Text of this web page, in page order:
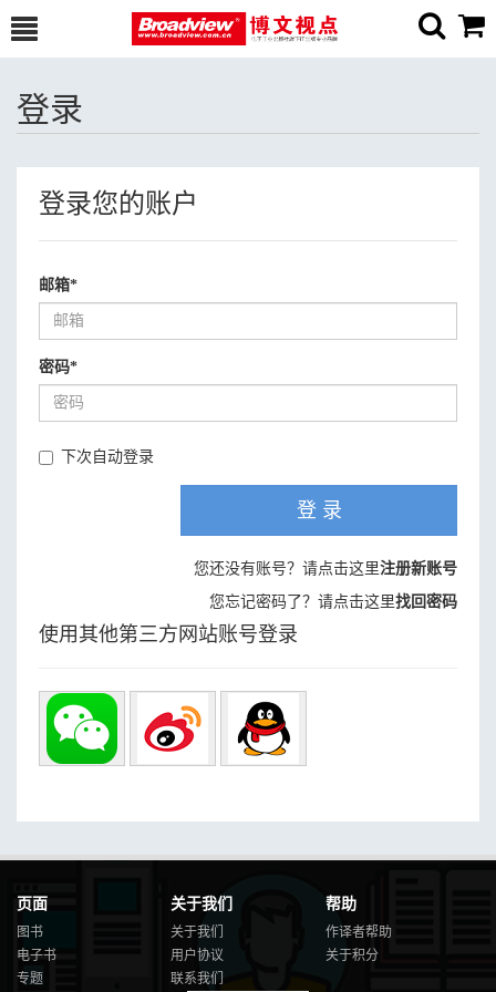
登录
登录您的账户
邮箱*
密码*
下次自动登录
登 录
您还没有账号？请点击这里注册新账号
您忘记密码了？请点击这里找回密码
使用其他第三方网站账号登录
页面
图书
电子书
专题
关于我们
关于我们
用户协议
联系我们
帮助
作译者帮助
关于积分